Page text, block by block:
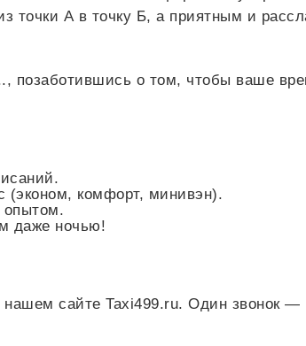
точки А в точку Б, а приятным и
, позаботившись о том, чтобы ваше
(эконом, комфорт, минивэн).
опытом.
даже ночью!
нашем сайте Taxi499.ru. Один звонок —